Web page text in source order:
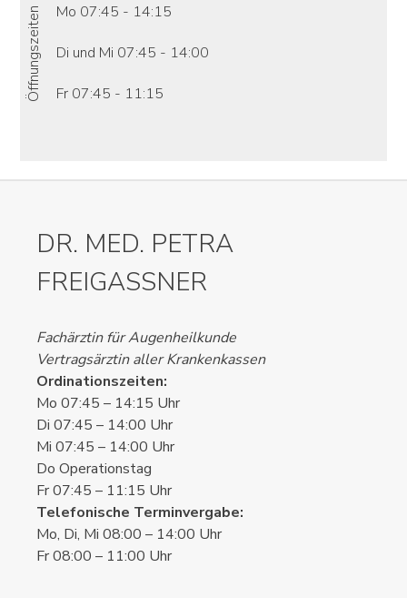
Öffnungszeiten Mo 07:45 - 14:15
Di und Mi 07:45 - 14:00
Fr 07:45 - 11:15
DR. MED. PETRA
FREIGASSNER
Fachärztin für Augenheilkunde
Vertragsärztin aller Krankenkassen
Ordinationszeiten:
Mo 07:45 – 14:15 Uhr
Di 07:45 – 14:00 Uhr
Mi 07:45 – 14:00 Uhr
Do Operationstag
Fr 07:45 – 11:15 Uhr
Telefonische Terminvergabe:
Mo, Di, Mi 08:00 – 14:00 Uhr
Fr 08:00 – 11:00 Uhr